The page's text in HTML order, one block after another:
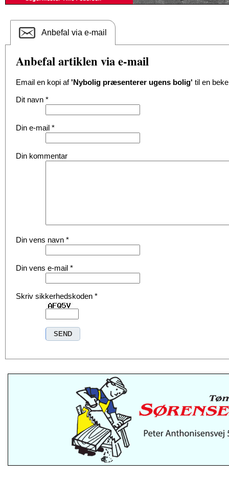
Anbefal via e-mail
Anbefal artiklen via e-mail
Email en kopi af'Nybolig præsenterer ugens bolig' til en
Dit navn *
Din e-mail *
Din kommentar
Din vens navn *
Din vens e-mail *
Skriv sikkerhedskoden *